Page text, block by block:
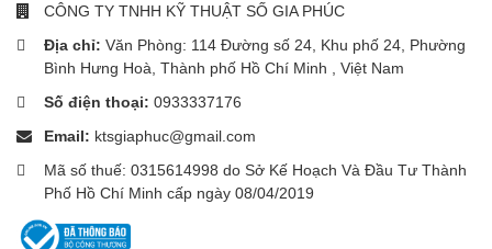
CÔNG TY TNHH KỸ THUẬT SỐ GIA PHÚC
Địa chỉ: Văn Phòng: 114 Đường số 24, Khu phố 24, Phường
Bình Hưng Hoà, Thành phố Hồ Chí Minh , Việt Nam
Số điện thoại: 0933337176
Email: ktsgiaphuc@gmail.com
Mã số thuế: 0315614998 do Sở Kế Hoạch Và Đầu Tư Thành
Phố Hồ Chí Minh cấp ngày 08/04/2019